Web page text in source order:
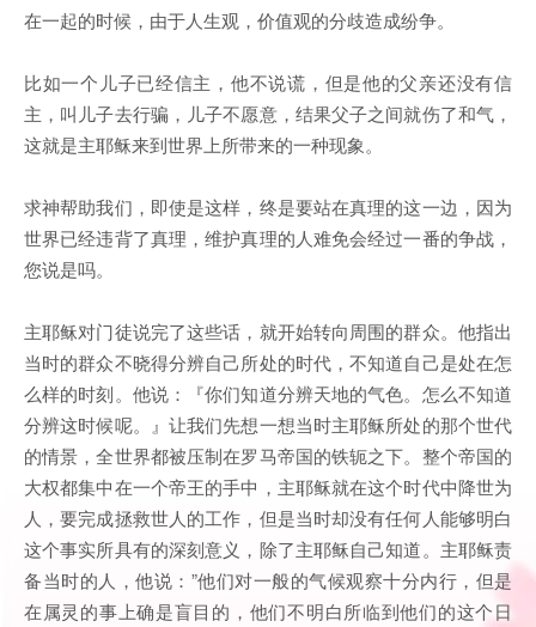
在一起的时候，由于人生观，价值观的分歧造成纷争。
比如一个儿子已经信主，他不说谎，但是他的父亲还没有信
主，叫儿子去行骗，儿子不愿意，结果父子之间就伤了和气，
这就是主耶稣来到世界上所带来的一种现象。
求神帮助我们，即使是这样，终是要站在真理的这一边，因为
世界已经违背了真理，维护真理的人难免会经过一番的争战，
您说是吗。
主耶稣对门徒说完了这些话，就开始转向周围的群众。他指出
当时的群众不晓得分辨自己所处的时代，不知道自己是处在怎
么样的时刻。他说：『你们知道分辨天地的气色。怎么不知道
分辨这时候呢。』让我们先想一想当时主耶稣所处的那个世代
的情景，全世界都被压制在罗马帝国的铁轭之下。整个帝国的
大权都集中在一个帝王的手中，主耶稣就在这个时代中降世为
人，要完成拯救世人的工作，但是当时却没有任何人能够明白
这个事实所具有的深刻意义，除了主耶稣自己知道。主耶稣责
备当时的人，他说：”他们对一般的气候观察十分内行，但是
在属灵的事上确是盲目的，他们不明白所临到他们的这个日